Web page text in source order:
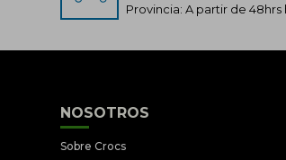
Provincia: A partir de 48hrs
NOSOTROS
Sobre Crocs